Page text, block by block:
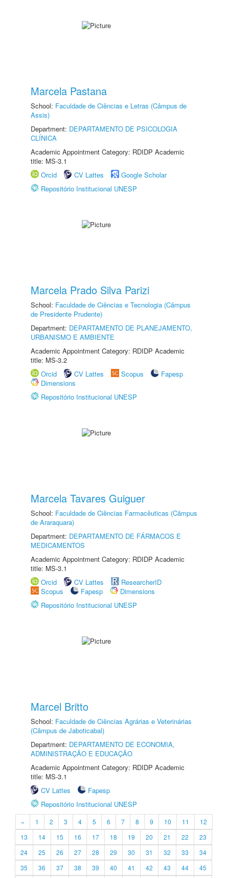
Marcela Pastana
School: Faculdade de Ciências e Letras (Câmpus de
Assis)
Department: DEPARTAMENTO DE PSICOLOGIA
CLÍNICA
Academic Appointment Category: RDIDP Academic
title: MS-3.1
Orcid
CV Lattes
Google Scholar
Repositório Institucional UNESP
Marcela Prado Silva Parizi
School: Faculdade de Ciências e Tecnologia (Câmpus
de Presidente Prudente)
Department: DEPARTAMENTO DE PLANEJAMENTO,
URBANISMO E AMBIENTE
Academic Appointment Category: RDIDP Academic
title: MS-3.2
Orcid
CV Lattes Scopus
Fapesp
Dimensions
Repositório Institucional UNESP
Marcela Tavares Guiguer
School: Faculdade de Ciências Farmacêuticas (Câmpus
de Araraquara)
Department: DEPARTAMENTO DE FÁRMACOS E
MEDICAMENTOS
Academic Appointment Category: RDIDP Academic
title: MS-3.1
Orcid
CV Lattes
ResearcherID
Scopus
Fapesp
Dimensions
Repositório Institucional UNESP
Marcel Britto
School: Faculdade de Ciências Agrárias e Veterinárias
(Câmpus de Jaboticabal)
Department: DEPARTAMENTO DE ECONOMIA,
ADMINISTRAÇÃO E EDUCAÇÃO
Academic Appointment Category: RDIDP Academic
title: MS-3.1
CV Lattes
Fapesp
Repositório Institucional UNESP
« 1 2 3 4 5 6 7 8 9 10 11
12
13
14 15 16 17 18 19 20 21 22
23
24
25 26 27 28 29 30 31 32 33
34
35
36 37 38 39 40 41 42 43 44
45